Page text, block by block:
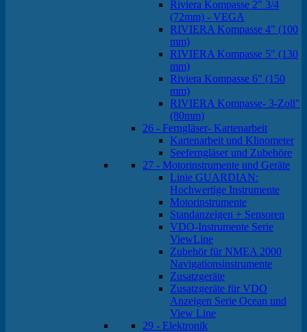
Riviera Kompasse 2" 3/4
(72mm) - VEGA
RIVIERA Kompasse 4" (100
mm)
RIVIERA Kompasse 5" (130
mm)
Riviera Kompasse 6" (150
mm)
RIVIERA Kompasse- 3-Zoll"
(80mm)
26 - Ferngläser- Kartenarbeit
Kartenarbeit und Klinometer
Seeferngläser und Zubehöre
27 - Motorinstrumente und Geräte
Linie GUARDIAN:
Hochwertige Instrumente
Motorinstrumente
Standanzeigen + Sensoren
VDO-Instrumente Serie
ViewLine
Zubehör für NMEA 2000
Navigationsinstrumente
Zusatzgeräte
Zusatzgeräte für VDO
Anzeigen Serie Ocean und
View Line
29 - Elektronik